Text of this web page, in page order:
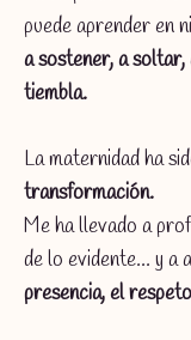
puede aprender en
a sostener, a
tiembla.
La maternidad ha
transformación.
Me ha llevado a
de lo evidente… y a
presencia, el